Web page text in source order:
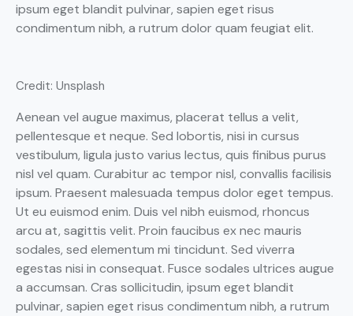
ipsum eget blandit pulvinar, sapien eget risus
condimentum nibh, a rutrum dolor quam feugiat elit.
Credit: Unsplash
Aenean vel augue maximus, placerat tellus a velit,
pellentesque et neque. Sed lobortis, nisi in cursus
vestibulum, ligula justo varius lectus, quis finibus purus
nisl vel quam. Curabitur ac tempor nisl, convallis facilisis
ipsum. Praesent malesuada tempus dolor eget tempus.
Ut eu euismod enim. Duis vel nibh euismod, rhoncus
arcu at, sagittis velit. Proin faucibus ex nec mauris
sodales, sed elementum mi tincidunt. Sed viverra
egestas nisi in consequat. Fusce sodales ultrices augue
a accumsan. Cras sollicitudin, ipsum eget blandit
pulvinar, sapien eget risus condimentum nibh, a rutrum